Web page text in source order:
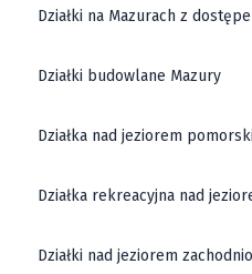
Działki na Mazurach z
Działki budowlane Mazury
Działka nad jeziorem
Działka rekreacyjna nad
Działki nad jeziorem